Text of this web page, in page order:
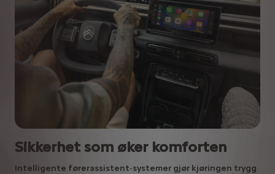
Sikkerhet som øker komforten
Intelligente førerassistent‑systemer gjør kjøringen trygg